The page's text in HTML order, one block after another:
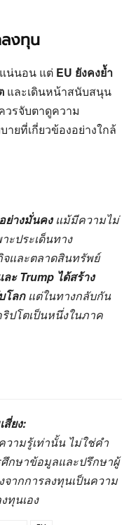
งทุน
น่นอน แต่ EU ยังคงย้ำ
และเดินหน้าสนับสนุน
วรจับตาดูความ
ายที่เกี่ยวข้องอย่างใกล้
ย่างมั่นคงแม้มีความไม่
ะประเด็นทาง
จและตลาดสินทรัพย์
ะ Trump ได้สร้าง
โลกแต่ในทางกลับกัน
ปโตเป็นหนึ่งในภาค
สี่ยง:
ามรู้เท่านั้น ไม่ใช่คำ
กษาข้อมูลและปรึกษาผู้
ากการลงทุนเป็นความ
ทุนเอง